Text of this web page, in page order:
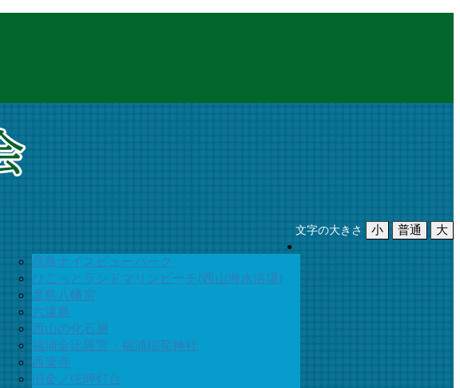
文字の大きさ 小 普通 大
彦島ナイスビューパーク
ひこっとランドマリンビーチ(西山海水浴場)
彦島八幡宮
六連島
西山の化石層
福浦金比羅宮・福浦稲荷神社
西楽寺
旧金ノ弦岬灯台